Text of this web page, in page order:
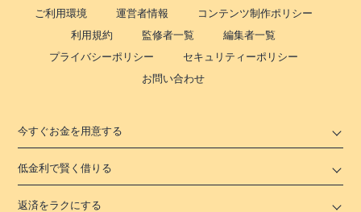
ご利用環境 運営者情報
コンテンツ制作ポリシー
利用規約
監修者一覧
編集者一覧
プライバシーポリシー
セキュリティーポリシー
お問い合わせ
今すぐお金を用意する
低金利で賢く借りる
返済をラクにする